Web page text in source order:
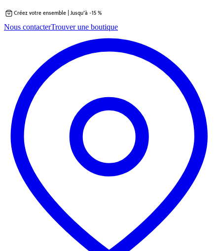
au
Créez votre ensemble | Jusqu’à -15 %
Nous contacterTrouver une boutique